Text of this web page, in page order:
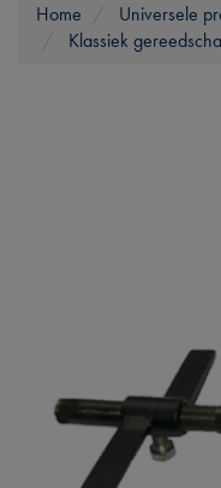
Home
Universele
Klassiek